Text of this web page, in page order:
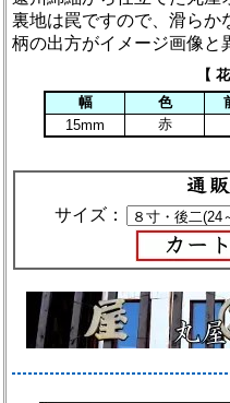
裏地は罠ですので、滑らか
柄の出方がイメージ画像と
【
幅
色
15mm
赤
サイズ：